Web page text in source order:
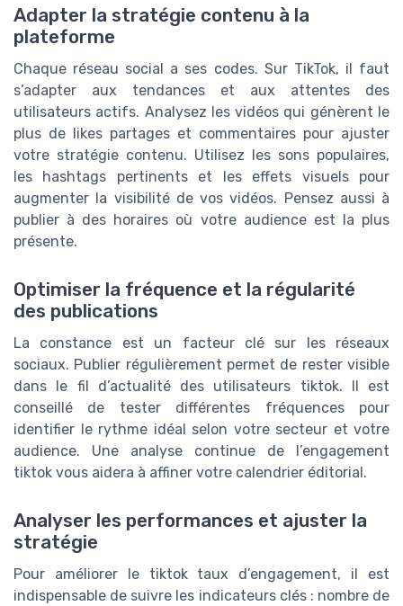
Adapter la stratégie contenu à la
plateforme
Chaque réseau social a ses codes. Sur TikTok, il faut
s’adapter aux tendances et aux attentes des
utilisateurs actifs. Analysez les vidéos qui génèrent le
plus de likes partages et commentaires pour ajuster
votre stratégie contenu. Utilisez les sons populaires,
les hashtags pertinents et les effets visuels pour
augmenter la visibilité de vos vidéos. Pensez aussi à
publier à des horaires où votre audience est la plus
présente.
Optimiser la fréquence et la régularité
des publications
La constance est un facteur clé sur les réseaux
sociaux. Publier régulièrement permet de rester visible
dans le fil d’actualité des utilisateurs tiktok. Il est
conseillé de tester différentes fréquences pour
identifier le rythme idéal selon votre secteur et votre
audience. Une analyse continue de l’engagement
tiktok vous aidera à affiner votre calendrier éditorial.
Analyser les performances et ajuster la
stratégie
Pour améliorer le tiktok taux d’engagement, il est
indispensable de suivre les indicateurs clés : nombre de